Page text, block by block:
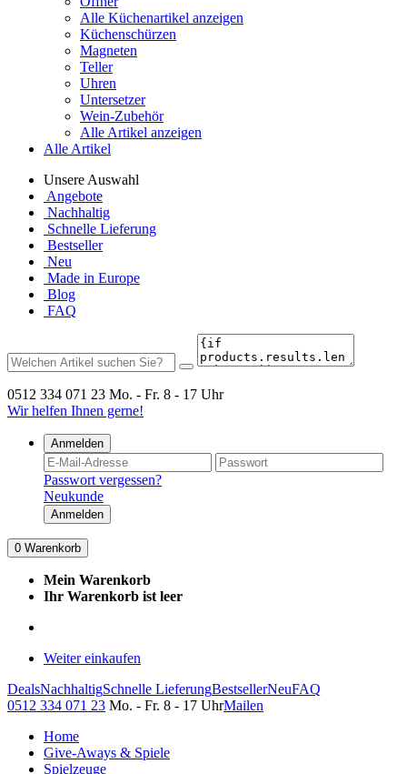
Alle Küchenartikel anzeigen
Küchenschürzen
Magneten
Teller
Uhren
Untersetzer
Wein-Zubehör
Alle Artikel anzeigen
Alle Artikel
Unsere Auswahl
Angebote
Nachhaltig
Schnelle Lieferung
Bestseller
Neu
Made in Europe
Blog
FAQ
0512 334 071 23 Mo. - Fr. 8 - 17 Uhr
Wir helfen Ihnen gerne!
Anmelden
Passwort vergessen?
Neukunde
Anmelden
0 Warenkorb
Mein Warenkorb
Ihr Warenkorb ist leer
Weiter einkaufen
DealsNachhaltigSchnelle LieferungBestsellerNeuFAQ
0512 334 071 23 Mo. - Fr. 8 - 17 UhrMailen
Home
Give-Aways & Spiele
Spielzeuge